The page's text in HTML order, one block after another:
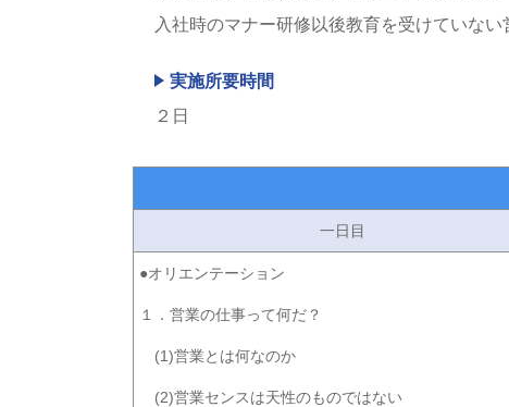
入社時のマナー研修以後教育を受けていない
実施所要時間
２日
一日目
●オリエンテーション
１．営業の仕事って何だ？
(1)営業とは何なのか
(2)営業センスは天性のものではない